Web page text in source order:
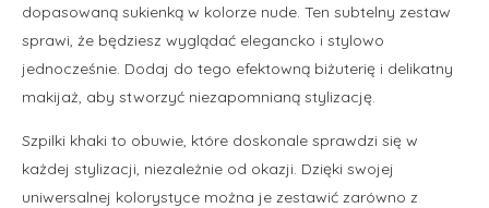
dopasowaną sukienką w kolorze nude. Ten subtelny zestaw
sprawi, że będziesz wyglądać elegancko i stylowo
jednocześnie. Dodaj do tego efektowną biżuterię i delikatny
makijaż, aby stworzyć niezapomnianą stylizację.
Szpilki khaki to obuwie, które doskonale sprawdzi się w
każdej stylizacji, niezależnie od okazji. Dzięki swojej
uniwersalnej kolorystyce można je zestawić zarówno z